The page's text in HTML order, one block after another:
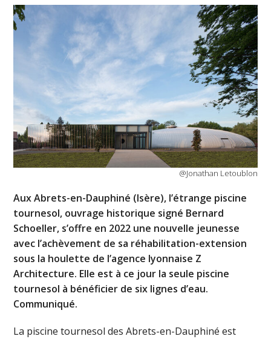
@Jonathan Letoublon
Aux Abrets-en-Dauphiné (Isère), l’étrange piscine
tournesol, ouvrage historique signé Bernard
Schoeller, s’offre en 2022 une nouvelle jeunesse
avec l’achèvement de sa réhabilitation-extension
sous la houlette de l’agence lyonnaise Z
Architecture. Elle est à ce jour la seule piscine
tournesol à bénéficier de six lignes d’eau.
Communiqué.
La piscine tournesol des Abrets-en-Dauphiné est